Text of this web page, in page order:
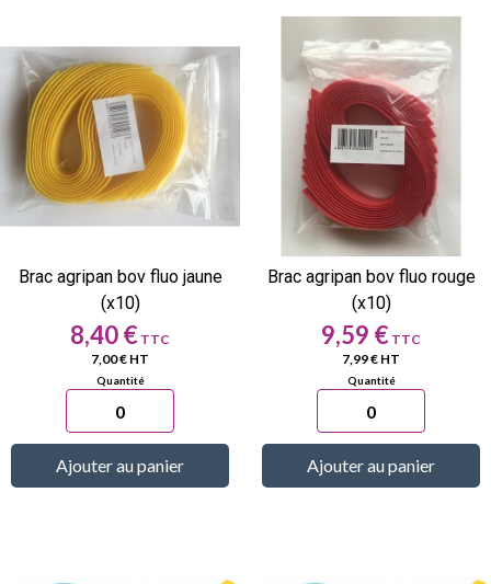
Brac agripan bov fluo jaune
(x10)
Prix
8,40 €
7,00 € HT
Ajouter au panier
Brac agripan bov fluo rouge
(x10)
Prix
9,59 €
7,99 € HT
Ajouter au panier